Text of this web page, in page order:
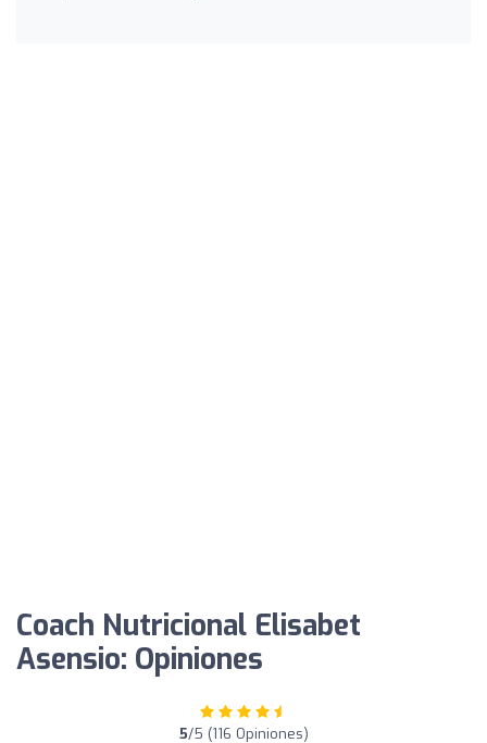
Coach Nutricional Elisabet
Asensio: Opiniones
5/5 (116 Opiniones)